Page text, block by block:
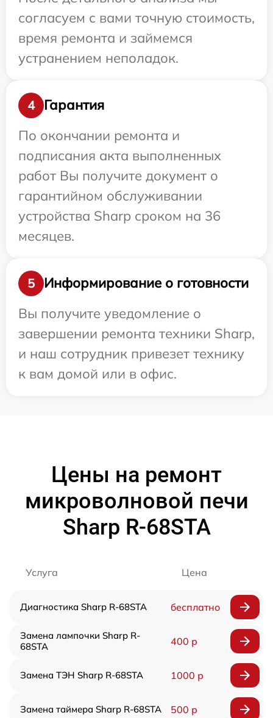
согласуем с вами точную стоимость,
время ремонта и займемся
устранением неполадок.
4
Гарантия
По окончании ремонта и
подписания акта выполненных
работ Вы получите документ о
гарантийном обслуживании
устройства Sharp сроком на 36
месяцев.
5
Информирование о готовности
Вы получите уведомление о
завершении ремонта техники Sharp,
и наш сотрудник привезет технику
к вам домой или в офис.
Цены на ремонт
микроволновой печи
Sharp R-68STA
Услуга Цена
Диагностика Sharp R-68STA бесплатно
Замена лампочки Sharp R-
68STA
400 р
Замена ТЭН Sharp R-68STA 1000 р
Замена таймера Sharp R-68STA 500 р